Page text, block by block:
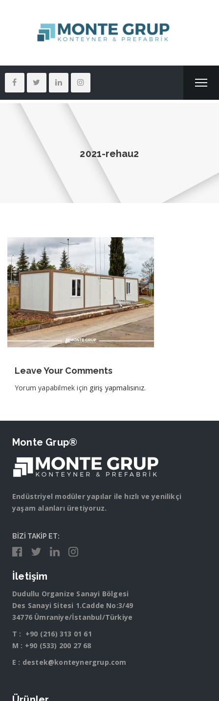
2021-rehau2
Leave Your Comments
Yorum yapabilmek için giriş yapmalısınız.
Monte Grup®
Endüstriyel modüler yapılar ile hızlı ve yenilikçi
yaşam alanları üretiyoruz.
BİZİ TAKİP ET:
İletişim
Dudullu Organize Sanayi Bölgesi
Des Sanayi Sitesi 1.Cadde No:3/49
34776 Ümraniye/İstanbul/Türkiye
T : +90 (216) 313 01 61
M : +90 (533) 200 27 68
E : destek@konteynergrup.com